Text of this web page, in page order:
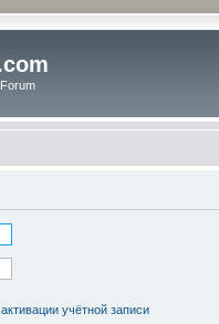
учётной записи